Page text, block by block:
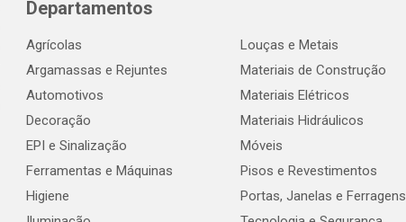
Departamentos
Agrícolas
Argamassas e Rejuntes
Automotivos
Decoração
EPI e Sinalização
Ferramentas e Máquinas
Higiene
Louças e Metais
Materiais de Construção
Materiais Elétricos
Materiais Hidráulicos
Móveis
Pisos e Revestimentos
Portas, Janelas e Ferragens